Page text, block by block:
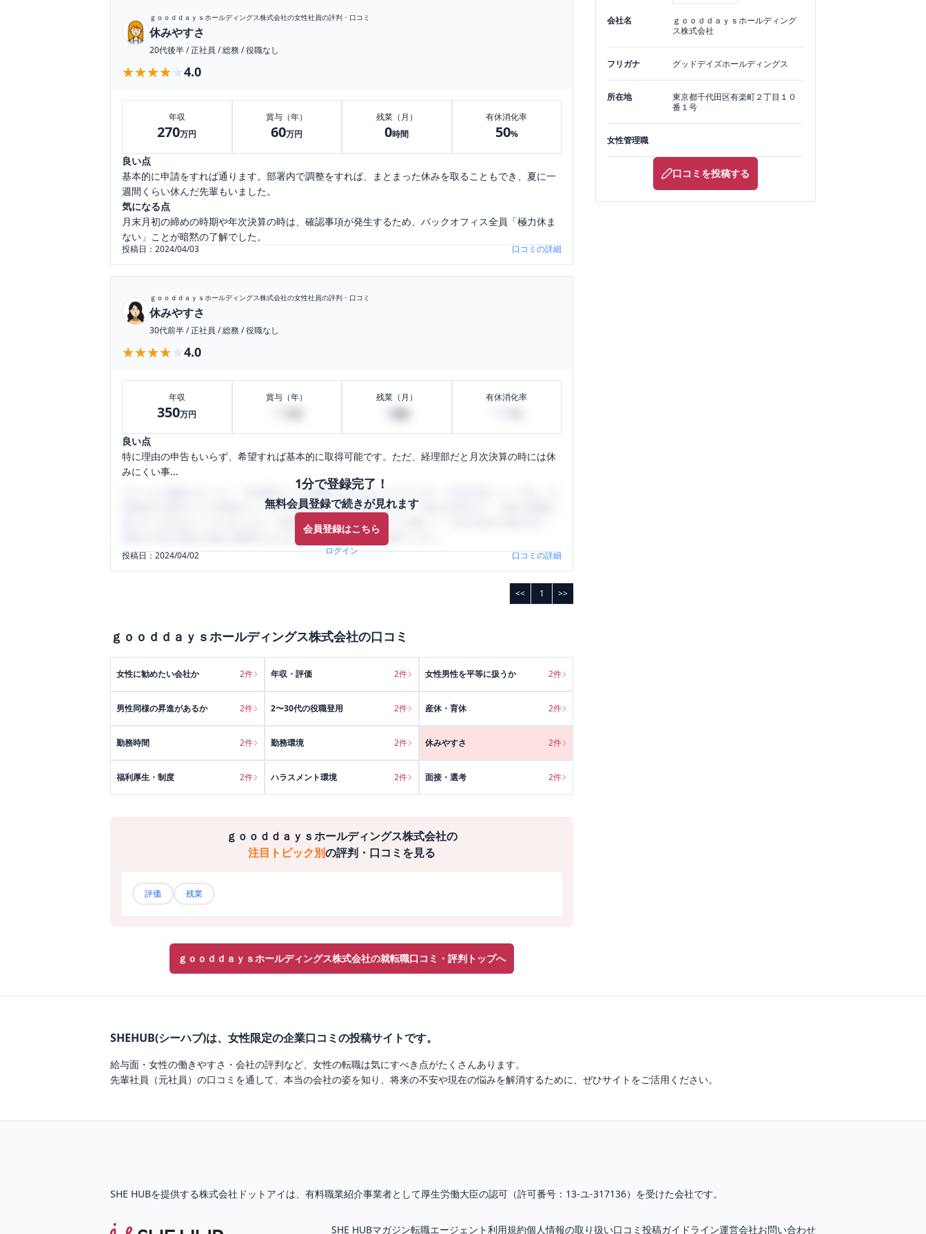
ｇｏｏｄｄａｙｓホールディングス株式会社の女性社員の評判・口コミ
休みやすさ
20代後半/正社員 /総務 /役職なし
★★★★★
★★★★★ 4.0
年収
270万円
賞与（年）
60万円
残業（月）
0時間
有休消化率
50%
良い点
基本的に申請をすれば通ります。部署内で調整をすれば、まとまった休みを取ることもでき、夏に一
週間くらい休んだ先輩もいました。
気になる点
月末月初の締めの時期や年次決算の時は、確認事項が発生するため、バックオフィス全員「極力休ま
ない」ことが暗黙の了解でした。
投稿日：2024/04/03 口コミの詳細
ｇｏｏｄｄａｙｓホールディングス株式会社の女性社員の評判・口コミ
休みやすさ
30代前半/正社員 /総務 /役職なし
★★★★★
★★★★★ 4.0
年収
350万円
賞与（年） 残業（月）
5
有休消化率
良い点
特に理由の申告もいらず、希望すれば基本的に取得可能です。ただ、経理部だと月次決算の時には休
みにくい事...
1分で登録完了！
無料会員登録で続きが見れます
会員登録はこちら
ログイン
口コミを1投稿するごとに、30日間口コミの閲覧ができるようになります。SHEHUB(シーハブ)は、女
性限定の企業口コミの投稿サイトです。給与面・女性の働きやすさ・会社の評判など、女性の転職は
気にすべき点がたくさんあります。先輩社員（元社員）の口コミを通して、本当の会社の姿を知り、
将来の不安や現在の悩みを解消するために、ぜひサイトをご活用ください。
投稿日：2024/04/02 口コミの詳細
<< 1 >>
ｇｏｏｄｄａｙｓホールディングス株式会社の口コミ
女性に勧めたい会社か 2件 年収・評価 2件 女性男性を平等に扱うか 2件
男性同様の昇進があるか 2件 2〜30代の役職登用 2件 産休・育休 2件
勤務時間 2件 勤務環境 2件 休みやすさ 2件
福利厚生・制度 2件 ハラスメント環境 2件 面接・選考 2件
ｇｏｏｄｄａｙｓホールディングス株式会社の
注目トピック別の評判・口コミを見る
評価 残業
ｇｏｏｄｄａｙｓホールディングス株式会社の就転職口コミ・評判トップへ
会社名
ｇｏｏｄｄａｙｓホールディング
ス株式会社
フリガナ グッドデイズホールディングス
所在地 東京都千代田区有楽町２丁目１０
番１号
女性管理職
口コミを投稿する
SHEHUB(シーハブ)は、女性限定の企業口コミの投稿サイトです。
給与面・女性の働きやすさ・会社の評判など、女性の転職は気にすべき点がたくさんあります。
先輩社員（元社員）の口コミを通して、本当の会社の姿を知り、将来の不安や現在の悩みを解消するために、ぜひサイトをご活用ください。
SHE HUBを提供する株式会社ドットアイは、 有料職業紹介事業者として厚生労働大臣の認可（許可番号：13-ユ-317136）を受けた会社です。
SHE HUBマガジン転職エージェント利用規約個人情報の取り扱い口コミ投稿ガイドライン運営会社お問い合わせ